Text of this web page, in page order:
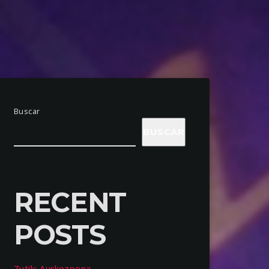
Buscar
RECENT
POSTS